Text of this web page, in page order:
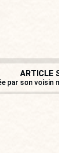
ARTICLE
par son voisin